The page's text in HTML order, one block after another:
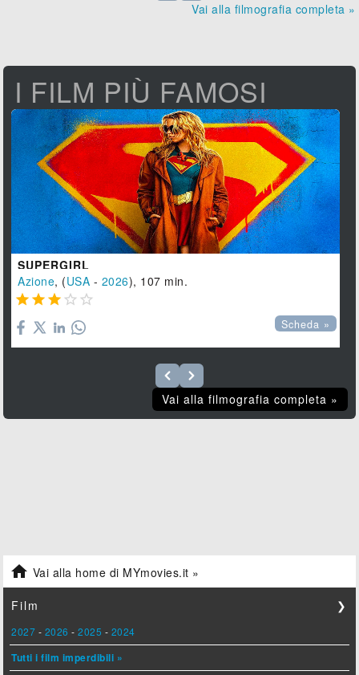
Vai alla filmografia completa »
I FILM PIÙ FAMOSI
SUPERGIRL
Azione, (USA - 2026), 107 min.
    
Scheda »
Vai alla filmografia completa »
 Vai alla home di MYmovies.it »
Film ❯
2027 - 2026 -2025 - 2024
Tutti i film imperdibili »